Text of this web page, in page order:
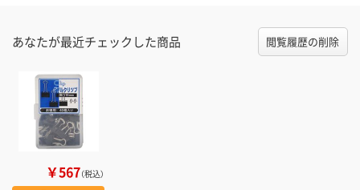
あなたが最近チェックした商品 閲覧履歴の削除
￥567（税込）